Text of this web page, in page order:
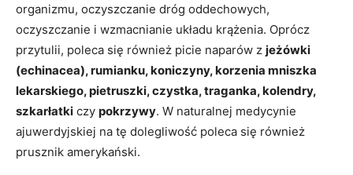
organizmu, oczyszczanie dróg oddechowych,
oczyszczanie i wzmacnianie układu krążenia. Oprócz
przytulii, poleca się również picie naparów z jeżówki
(echinacea), rumianku, koniczyny, korzenia mniszka
lekarskiego, pietruszki, czystka, traganka, kolendry,
szkarłatki czy pokrzywy. W naturalnej medycynie
ajuwerdyjskiej na tę dolegliwość poleca się również
prusznik amerykański.